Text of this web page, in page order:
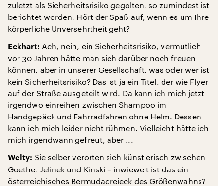
zuletzt als Sicherheitsrisiko gegolten, so zumindest ist
berichtet worden. Hört der Spaß auf, wenn es um Ihre
körperliche Unversehrtheit geht?
Eckhart: Ach, nein, ein Sicherheitsrisiko, vermutlich
vor 30 Jahren hätte man sich darüber noch freuen
können, aber in unserer Gesellschaft, was oder wer ist
kein Sicherheitsrisiko? Das ist ja ein Titel, der wie Flyer
auf der Straße ausgeteilt wird. Da kann ich mich jetzt
irgendwo einreihen zwischen Shampoo im
Handgepäck und Fahrradfahren ohne Helm. Dessen
kann ich mich leider nicht rühmen. Vielleicht hätte ich
mich irgendwann gefreut, aber ...
Welty: Sie selber verorten sich künstlerisch zwischen
Goethe, Jelinek und Kinski – inwieweit ist das ein
österreichisches Bermudadreieck des Größenwahns?